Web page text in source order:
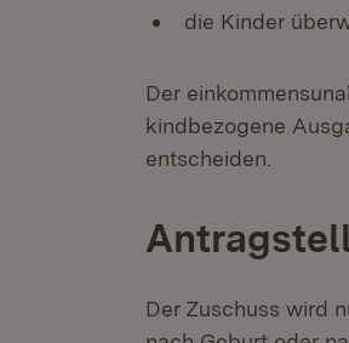
die Kinder
Der
kindbezogene
entscheiden.
Der Zuschuss wird